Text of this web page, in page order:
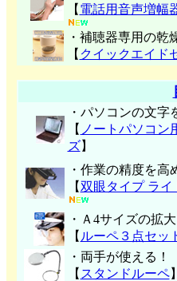
【 電話用音声増幅
・補聴器専用の乾
【 クイックエイド
・パソコンの文字
【 ノートパソコン
ズ】
・作業の精度を高
【双眼タイプ ラ
・Ａ4サイズの拡
【 ルーペ３点セッ
・両手が使える！
【 スタンドルーペ】